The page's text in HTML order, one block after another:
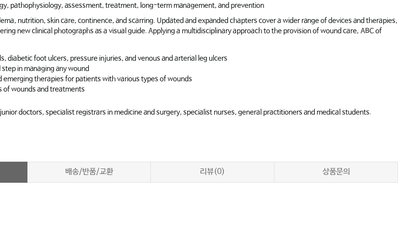
pathophysiology, assessment, treatment, long-term management, and prevention
nutrition, skin care, continence, and scarring. Updated and expanded chapters cover a wider range of devices and therapies,
new clinical photographs as a visual guide. Applying a multidisciplinary approach to the provision of wound care, ABC of
diabetic foot ulcers, pressure injuries, and venous and arterial leg ulcers
in managing any wound
therapies for patients with various types of wounds
of wounds and treatments
doctors, specialist registrars in medicine and surgery, specialist nurses, general practitioners and medical students.
배송/반품/교환 리뷰(0) 상품문의